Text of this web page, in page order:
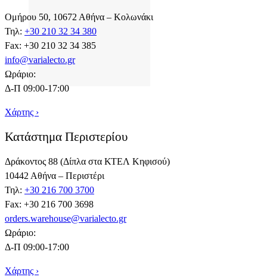
Ομήρου 50, 10672 Αθήνα – Κολωνάκι
Τηλ: +30 210 32 34 380
Fax: +30 210 32 34 385
info@varialecto.gr
Ωράριο:
Δ-Π 09:00-17:00
Χάρτης ›
Κατάστημα Περιστερίου
Δράκοντος 88 (Δίπλα στα ΚΤΕΛ Κηφισού)
10442 Αθήνα – Περιστέρι
Τηλ: +30 216 700 3700
Fax: +30 216 700 3698
orders.warehouse@varialecto.gr
Ωράριο:
Δ-Π 09:00-17:00
Χάρτης ›